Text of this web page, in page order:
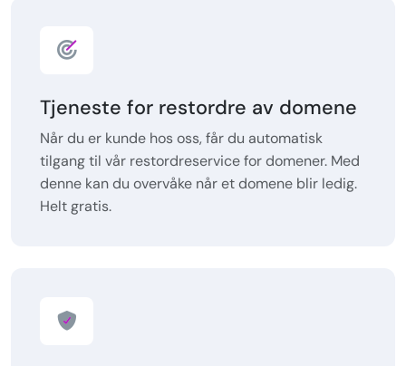
Tjeneste for restordre av domene
Når du er kunde hos oss, får du automatisk
tilgang til vår restordreservice for domener. Med
denne kan du overvåke når et domene blir ledig.
Helt gratis.